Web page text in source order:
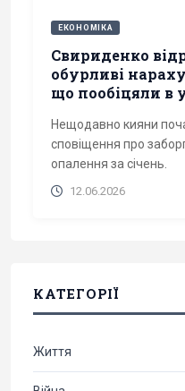
ЕКОНОМІКА
Свириденко
обурливі
що пообіцяли в
Нещодавно кияни
сповіщення про
опалення за січень.
12.06.2026
КАТЕГОРІЇ
Життя